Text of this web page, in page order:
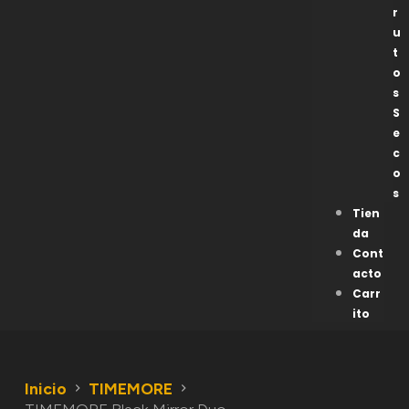
r
u
t
o
s
S
e
c
o
s
Tien
da
Cont
acto
Carr
ito
Inicio
TIMEMORE